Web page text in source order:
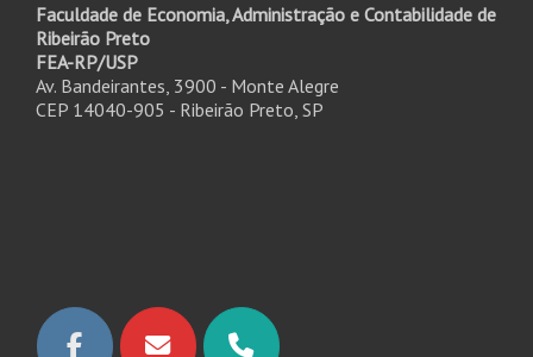
Faculdade de Economia, Administração e Contabilidade de
Ribeirão Preto
FEA-RP/USP
Av. Bandeirantes, 3900 - Monte Alegre
CEP 14040-905 - Ribeirão Preto, SP